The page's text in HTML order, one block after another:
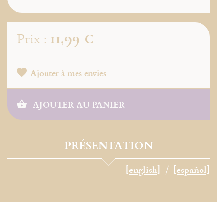
Prix : 11,99 €
Ajouter à mes envies
AJOUTER AU PANIER
PRÉSENTATION
[english] [español]